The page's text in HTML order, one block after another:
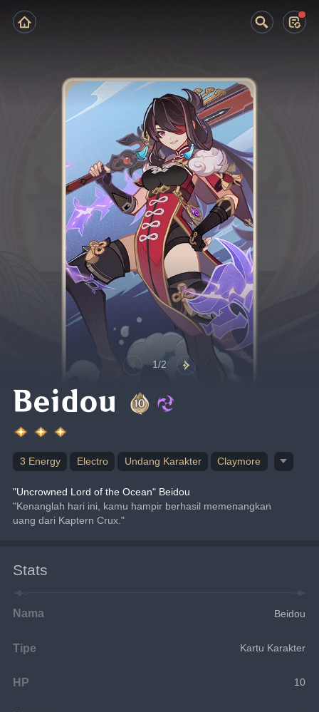
1/2
Beidou
3 Energy Electro Undang Karakter Claymore
"Uncrowned Lord of the Ocean" Beidou
"Kenanglah hari ini, kamu hampir berhasil memenangkan
uang dari Kaptern Crux."
Stats
Nama Beidou
Tipe Kartu Karakter
HP 10